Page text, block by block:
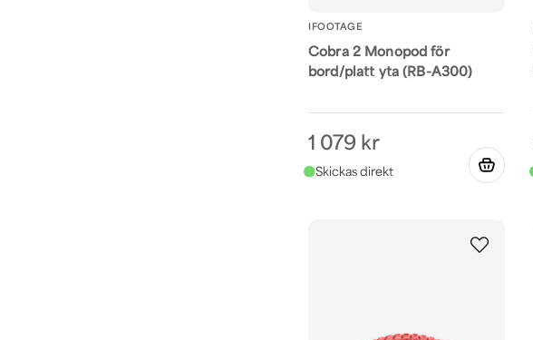
IFOOTAGE
Cobra 2 Monopod för
bord/platt yta (RB-A300)
1 079 kr